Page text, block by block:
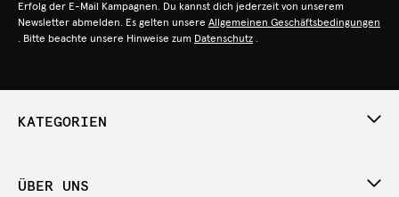
Erfolg der E-Mail Kampagnen. Du kannst dich jederzeit von unserem
Newsletter abmelden. Es gelten unsere Allgemeinen Geschäftsbedingungen
. Bitte beachte unsere Hinweise zum Datenschutz .
KATEGORIEN
ÜBER UNS